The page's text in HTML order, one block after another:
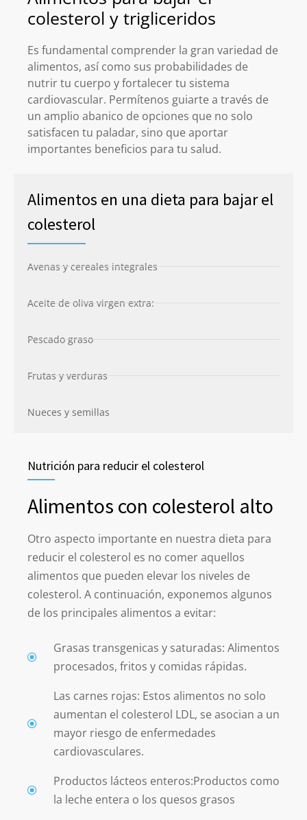
colesterol y trigliceridos
Es fundamental comprender la gran variedad de
alimentos, así como sus probabilidades de
nutrir tu cuerpo y fortalecer tu sistema
cardiovascular. Permítenos guiarte a través de
un amplio abanico de opciones que no solo
satisfacen tu paladar, sino que aportar
importantes beneficios para tu salud.
Alimentos en una dieta para bajar el
colesterol
Avenas y cereales integrales
Aceite de oliva virgen extra:
Pescado graso
Frutas y verduras
Nueces y semillas
Nutrición para reducir el colesterol
Alimentos con colesterol alto
Otro aspecto importante en nuestra dieta para
reducir el colesterol es no comer aquellos
alimentos que pueden elevar los niveles de
colesterol. A continuación, exponemos algunos
de los principales alimentos a evitar:
Grasas transgenicas y saturadas: Alimentos
procesados, fritos y comidas rápidas.
Las carnes rojas: Estos alimentos no solo
aumentan el colesterol LDL, se asocian a un
mayor riesgo de enfermedades
cardiovasculares.
Productos lácteos enteros:Productos como
la leche entera o los quesos grasos